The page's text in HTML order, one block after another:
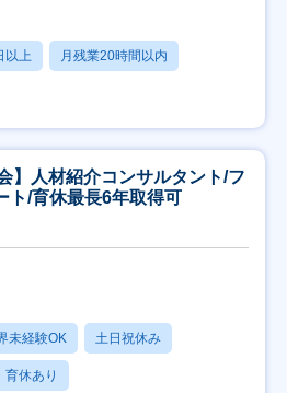
以上 月残業20時間以内
】人材紹介コンサルタント/フ
ト/育休最長6年取得可
未経験OK 土日祝休み
育休あり